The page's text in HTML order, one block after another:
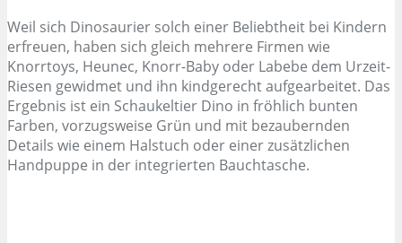
Weil sich Dinosaurier solch einer Beliebtheit bei Kindern
erfreuen, haben sich gleich mehrere Firmen wie
Knorrtoys, Heunec, Knorr-Baby oder Labebe dem Urzeit-
Riesen gewidmet und ihn kindgerecht aufgearbeitet. Das
Ergebnis ist ein Schaukeltier Dino in fröhlich bunten
Farben, vorzugsweise Grün und mit bezaubernden
Details wie einem Halstuch oder einer zusätzlichen
Handpuppe in der integrierten Bauchtasche.